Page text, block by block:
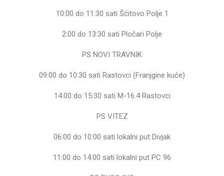
10:00 do 11:30 sati Šćitovo Polje 1
2:00 do 13:30 sati Pločari Polje
PS NOVI TRAVNIK
09:00 do 10:30 sati Rastovci (Franjgine kuće)
14:00 do 15:30 sati M-16.4 Rastovci
PS VITEZ
06:00 do 10:00 sati lokalni put Divjak
11:00 do 14:00 sati lokalni put PC 96